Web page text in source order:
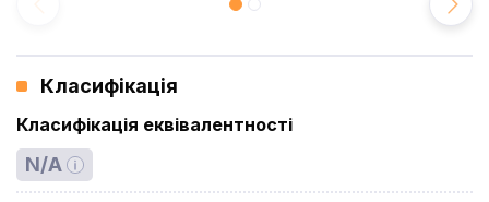
Класифікація
Класифікація еквівалентності
N/A